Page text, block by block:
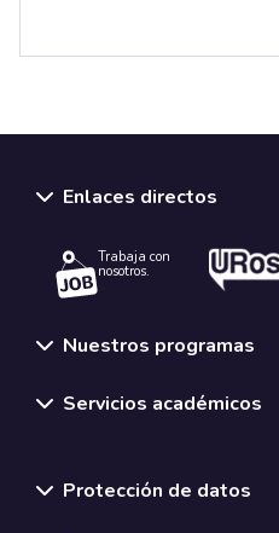
Enlaces directos
Trabaja con
nosotros.
Nuestros programas
Servicios académicos
Protección de datos